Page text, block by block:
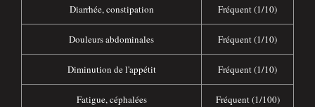
Diarrhée, constipation Fréquent (1/10)
Douleurs abdominales Fréquent (1/10)
Diminution de l'appétit Fréquent (1/10)
Fatigue, céphalées Fréquent (1/100)